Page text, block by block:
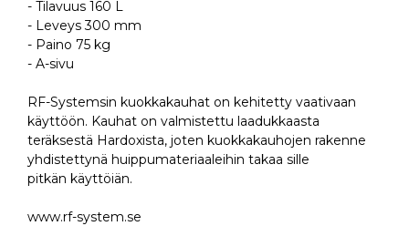
- Tilavuus 160 L
- Leveys 300 mm
- Paino 75 kg
- A-sivu
RF-Systemsin kuokkakauhat on kehitetty vaativaan
käyttöön. Kauhat on valmistettu laadukkaasta
teräksestä Hardoxista, joten kuokkakauhojen rakenne
yhdistettynä huippumateriaaleihin takaa sille
pitkän käyttöiän.
www.rf-system.se